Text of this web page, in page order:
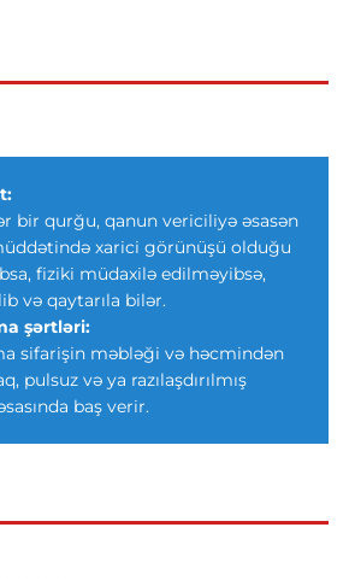
bir qurğu, qanun vericiliyə əsasən
xarici görünüşü olduğu
fiziki müdaxilə edilməyibsə,
və qaytarıla bilər.
şərtləri:
sifarişin məbləği və həcmindən
pulsuz və ya razılaşdırılmış
baş verir.